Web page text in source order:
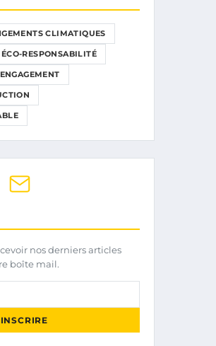
CLIMATIQUES
RESPONSABILITÉ
nos derniers articles
boîte mail.